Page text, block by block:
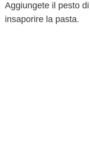
Aggiungete il pesto
insaporire la pasta.